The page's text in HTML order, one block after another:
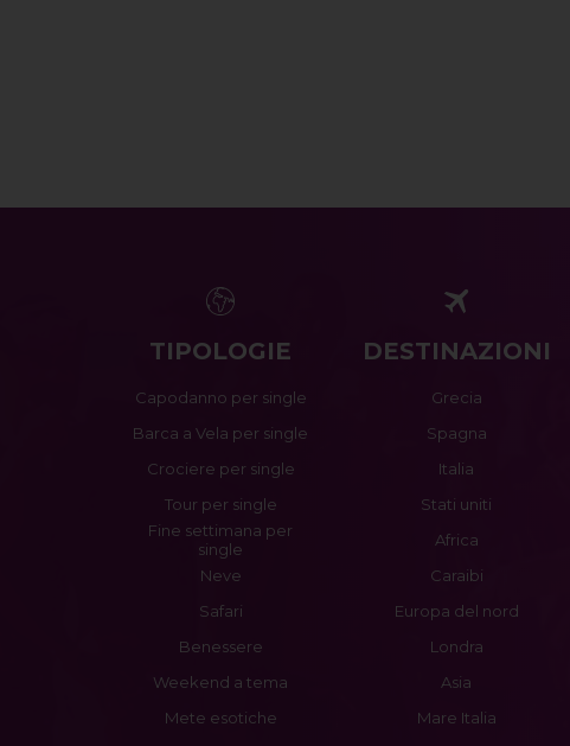
TIPOLOGIE
Capodanno per single
Barca a Vela per single
Crociere per single
Tour per single
Fine settimana per
single
Neve
Safari
Benessere
Weekend a tema
Mete esotiche
DESTINAZIONI
Grecia
Spagna
Italia
Stati uniti
Africa
Caraibi
Europa del nord
Londra
Asia
Mare Italia